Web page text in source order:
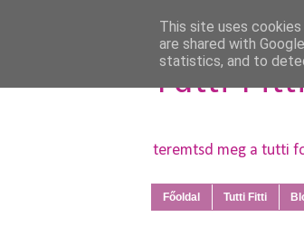
Tutti
teremtsd meg a tutti
Főoldal Tutti Fitti
This site uses
are shared with
statistics, and to